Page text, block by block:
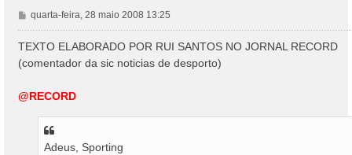
M
e
n
e
quarta-feira, 28 maio 2008 13:25
TEXTO ELABORADO POR RUI SANTOS NO JORNAL RECORD
(comentador da sic noticias de desporto)
@RECORD
Adeus, Sporting